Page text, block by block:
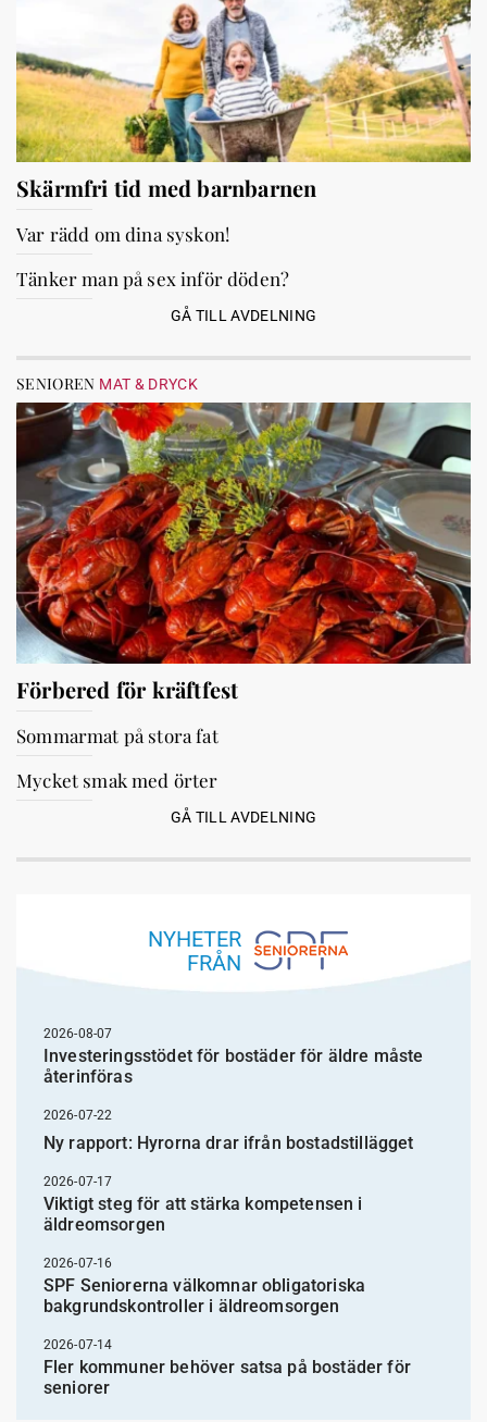
Skärmfri tid med barnbarnen
Var rädd om dina syskon!
Tänker man på sex inför döden?
GÅ TILL AVDELNING
SENIOREN MAT & DRYCK
Förbered för kräftfest
Sommarmat på stora fat
Mycket smak med örter
GÅ TILL AVDELNING
NYHETER
FRÅN
2026-08-07
Investeringsstödet för bostäder för äldre måste
återinföras
2026-07-22
Ny rapport: Hyrorna drar ifrån bostadstillägget
2026-07-17
Viktigt steg för att stärka kompetensen i
äldreomsorgen
2026-07-16
SPF Seniorerna välkomnar obligatoriska
bakgrundskontroller i äldreomsorgen
2026-07-14
Fler kommuner behöver satsa på bostäder för
seniorer